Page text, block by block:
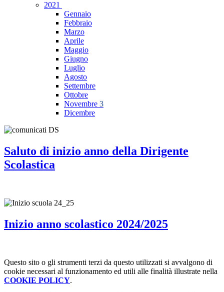
2021
Gennaio
Febbraio
Marzo
Aprile
Maggio
Giugno
Luglio
Agosto
Settembre
Ottobre
Novembre 3
Dicembre
Saluto di inizio anno della Dirigente
Scolastica
Inizio anno scolastico 2024/2025
Questo sito o gli strumenti terzi da questo utilizzati si avvalgono di
cookie necessari al funzionamento ed utili alle finalità illustrate nella
COOKIE POLICY.